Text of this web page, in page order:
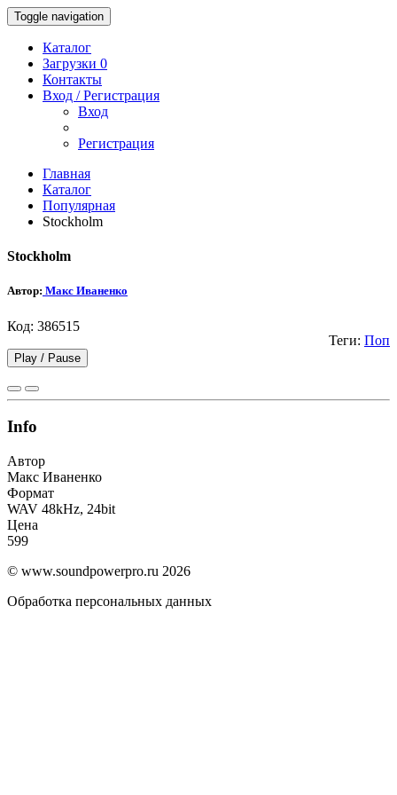
Toggle navigation
Каталог
Загрузки 0
Контакты
Вход / Регистрация
Вход
Регистрация
Главная
Каталог
Популярная
Stockholm
Stockholm
Автор: Макс Иваненко
Теги: Поп
Код: 386515
Play / Pause
Info
Автор
Макс Иваненко
Формат
WAV 48kHz, 24bit
Цена
599
© www.soundpowerpro.ru 2026
Обработка персональных данных